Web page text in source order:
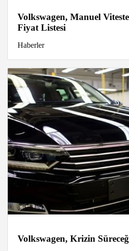
Volkswagen, Manuel
Fiyat Listesi
Haberler
Volkswagen, Krizin